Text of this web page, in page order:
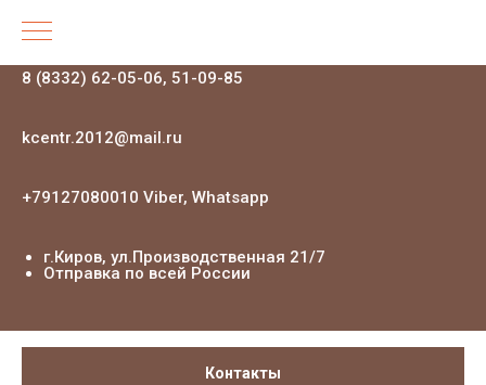
8 (8332) 62-05-06, 51-09-85
kcentr.2012@mail.ru
+79127080010 Viber, Whatsapp
г.Киров, ул.Производственная 21/7
Отправка по всей России
Контакты